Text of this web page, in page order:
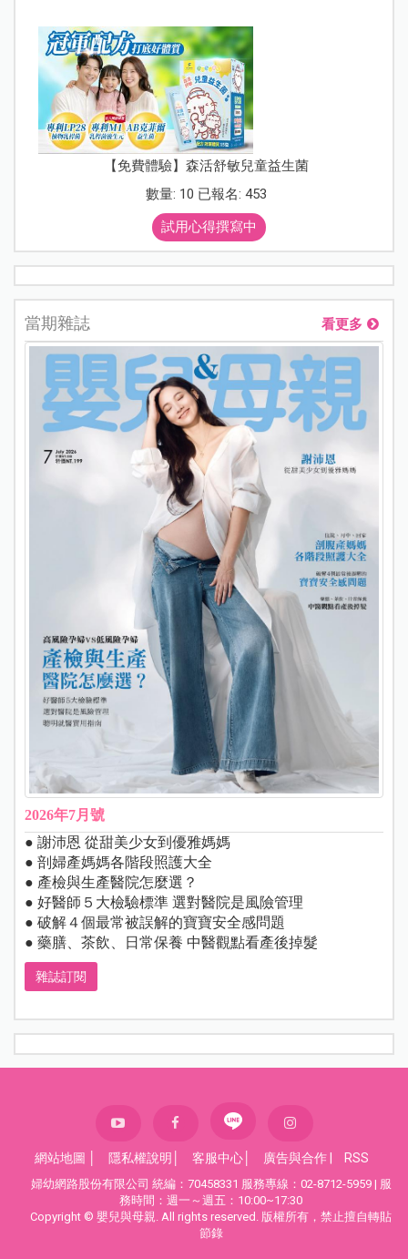
【免費體驗】森活舒敏兒童益生菌
數量: 10 已報名: 453
試用心得撰寫中
當期雜誌 看更多
2026年7月號
● 謝沛恩 從甜美少女到優雅媽媽
● 剖婦產媽媽各階段照護大全
● 產檢與生產醫院怎麼選？
● 好醫師５大檢驗標準 選對醫院是風險管理
● 破解４個最常被誤解的寶寶安全感問題
● 藥膳、茶飲、日常保養 中醫觀點看產後掉髮
雜誌訂閱
網站地圖 隱私權說明 客服中心 廣告與合作 RSS
婦幼網路股份有限公司 統編：70458331 服務專線：02-8712-5959 | 服
務時間：週一～週五：10:00~17:30
Copyright © 嬰兒與母親. All rights reserved. 版權所有，禁止擅自轉貼
節錄